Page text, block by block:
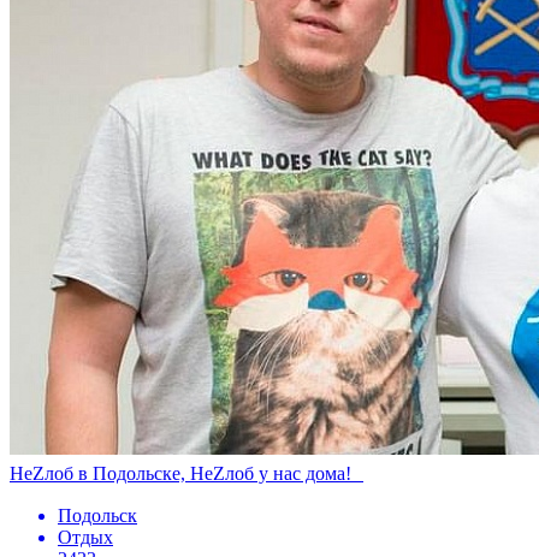
НеZлоб в Подольске, НеZлоб у нас дома!
Подольск
Отдых